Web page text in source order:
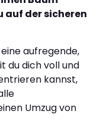
auf der sicheren
aufregende,
du dich voll und
kannst,
Umzug von